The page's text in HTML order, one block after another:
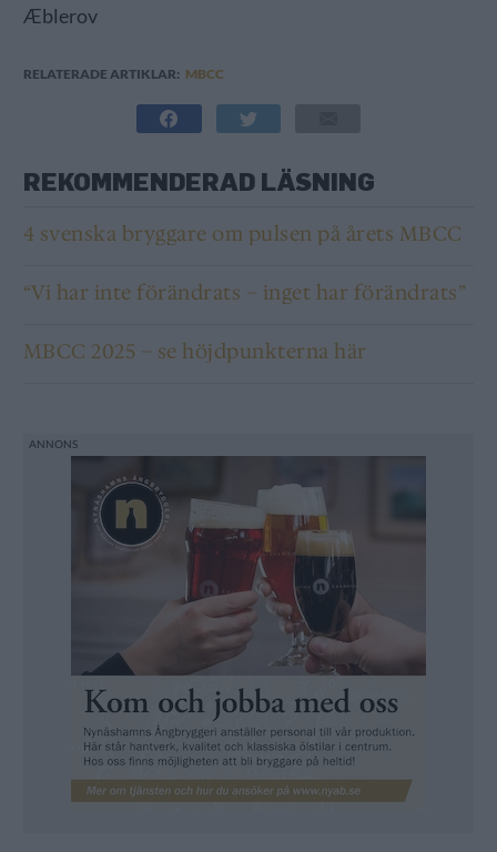
Æblerov
RELATERADE ARTIKLAR: MBCC
REKOMMENDERAD LÄSNING
4 svenska bryggare om pulsen på årets MBCC
“Vi har inte förändrats – inget har förändrats”
MBCC 2025 – se höjdpunkterna här